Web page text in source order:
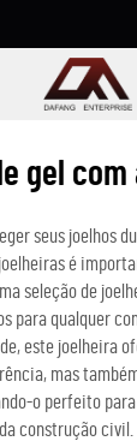
gel
seus joelhos
é
seleção de
para qualquer
este joelheira
mas
o perfeito
construção civil.